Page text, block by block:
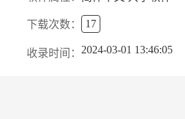
下载次数： 17
收录时间： 2024-03-01 13:46:05